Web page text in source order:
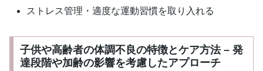
ストレス管理・適度な運動習慣を取り入れる
子供や高齢者の体調不良の特徴とケア方法 – 発
達段階や加齢の影響を考慮したアプローチ